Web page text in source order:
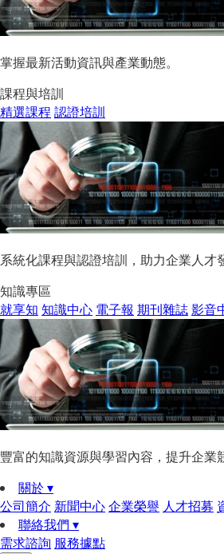
掌握最新活動資訊與產業動態。
課程與培訓
精選課程 認證培訓
系統化課程與認證培訓，助力企業人才
知識專區
就享知 知識中心 電子報 期刊雜誌影音
豐富的知識資源與學習內容，提升企業
關於 ▾
公司簡介 新聞中心企業榮譽 人才招募
聯絡我們 ▾
需求諮詢 服務據點